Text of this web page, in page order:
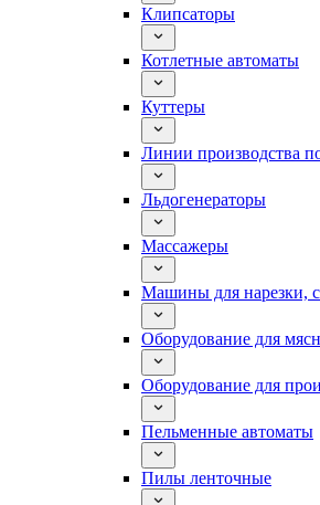
Клипсаторы
Котлетные автоматы
Куттеры
Линии производства
Льдогенераторы
Массажеры
Машины для нарезки,
Оборудование для
Оборудование для
Пельменные автоматы
Пилы ленточные